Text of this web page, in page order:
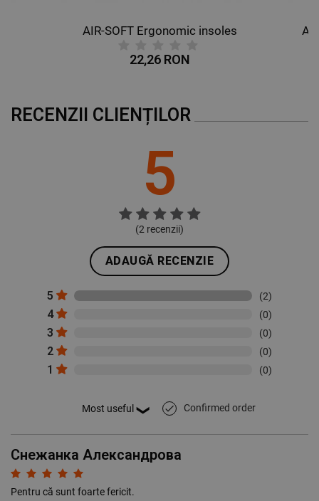
AIR-SOFT Ergonomic insoles
22,26 RON
RECENZII CLIENȚILOR
5
(2 recenzii)
ADAUGĂ RECENZIE
5 (2)
4 (0)
3 (0)
2 (0)
1 (0)
done Confirmed order
Снежанка Александрова
Pentru că sunt foarte fericit.